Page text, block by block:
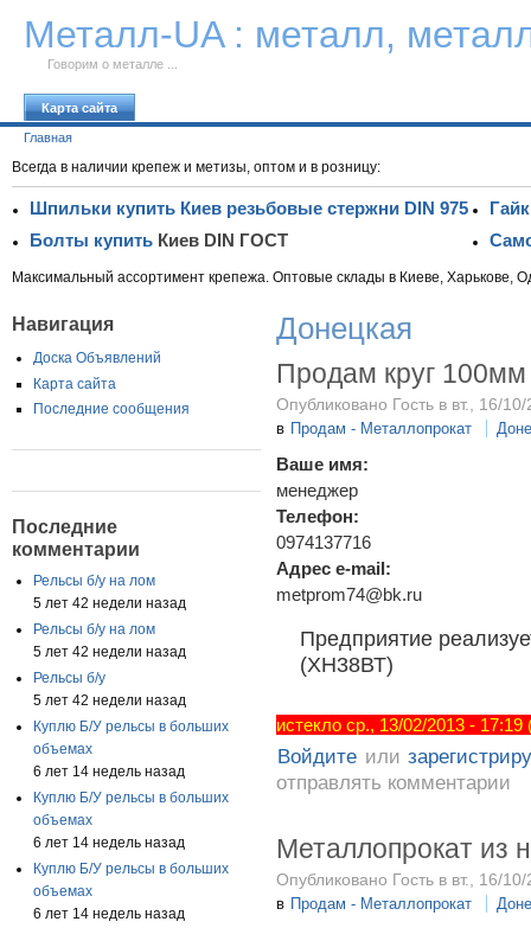
Металл-UA : металл,
Говорим о металле ...
Карта сайта
Главная
Всегда в наличии крепеж и метизы, оптом и в розницу:
Шпильки купить Киев резьбовые стержни DIN 975
Болты купитьКиев DIN ГОСТ
Максимальный ассортимент крепежа. Оптовые склады в Киеве, Харькове,
Навигация
Доска Объявлений
Карта сайта
Последние сообщения
Последние
комментарии
Рельсы б/у на лом
5 лет 42 недели назад
Рельсы б/у на лом
5 лет 42 недели назад
Рельсы б/у
5 лет 42 недели назад
Куплю Б/У рельсы в больших
объемах
6 лет 14 недель назад
Куплю Б/У рельсы в больших
объемах
6 лет 14 недель назад
Куплю Б/У рельсы в больших
объемах
6 лет 14 недель назад
Донецкая
Продам круг
Опубликовано Гость в вт., 16/
в Продам - Металлопрокат
Ваше имя:
менеджер
Телефон:
0974137716
Адрес e-mail:
metprom74@bk.ru
Предприятие
(ХН38ВТ)
истекло ср., 13/02/2013 -
Войдите или
отправлять комментарии
Металлопрокат из
Опубликовано Гость в вт., 16/
в Продам - Металлопрокат